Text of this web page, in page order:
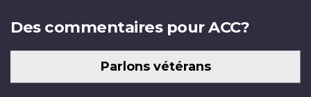
Des commentaires pour ACC?
Parlons vétérans